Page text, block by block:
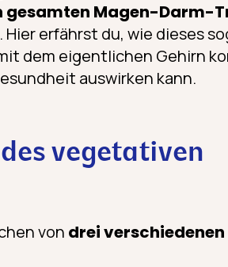
gesamten Magen-Darm-
erfährst du, wie dieses
dem eigentlichen Gehirn
auswirken kann.
vegetativen
von drei verschiedenen